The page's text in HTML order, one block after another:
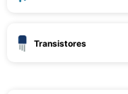
Transistores